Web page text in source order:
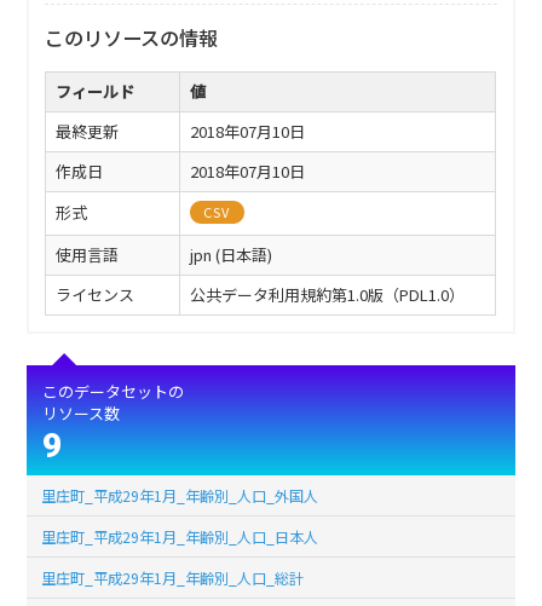
このリソースの情報
フィールド
値
最終更新
2018年07月10日
作成日
2018年07月10日
形式
CSV
使用言語
jpn (日本語)
ライセンス
公共データ利用規約第1.0版（PDL1.0）
このデータセットの
リソース数
9
里庄町_平成29年1月_年齢別_人口_外国人
里庄町_平成29年1月_年齢別_人口_日本人
里庄町_平成29年1月_年齢別_人口_総計